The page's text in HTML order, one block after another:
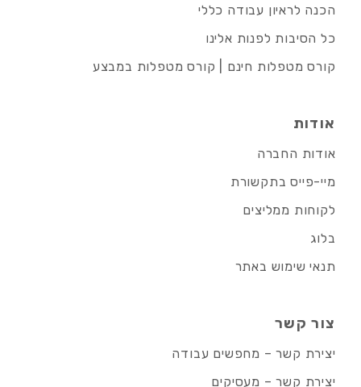
הכנה לראיון עבודה כללי
כל הסיבות לפנות אלינו
קורס מטפלות חינם | קורס מטפלות במבצע
אודות
אודות החברה
מיי-פייס בתקשורת
לקוחות ממליצים
בלוג
תנאי שימוש באתר
צור קשר
יצירת קשר – מחפשים עבודה
יצירת קשר – מעסיקים